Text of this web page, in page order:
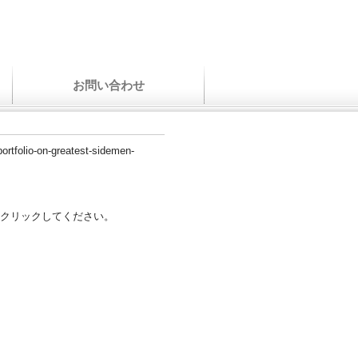
お問い合わせ
on-greatest-sidemen-
リックしてください。